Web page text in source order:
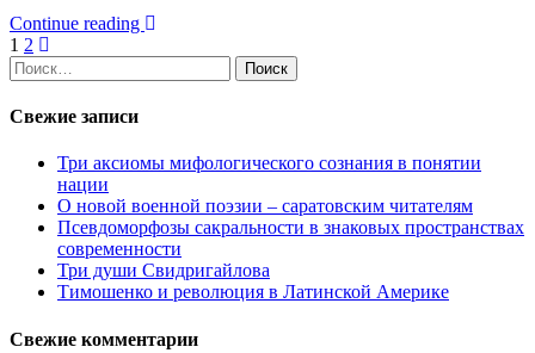
Отправить
Continue reading
Пагинация
записей
1 2
Найти:
Свежие записи
Три аксиомы мифологического сознания в понятии
нации
О новой военной поэзии – саратовским читателям
Псевдоморфозы сакральности в знаковых пространствах
современности
Три души Свидригайлова
Тимошенко и революция в Латинской Америке
Свежие комментарии